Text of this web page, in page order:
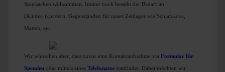
Spielsachen willkommen. Immer noch besteht der Bedarf an
(Kinder-)kleidern, Gegenständen für unser Zeltlager wie Schlafsäcke,
Matten, etc.
Wir wünschen aber, dass zuvor eine Kontaktaufnahme via Formular für
Spenden oder mittels eines Telefonates stattfindet. Dabei möchten wir